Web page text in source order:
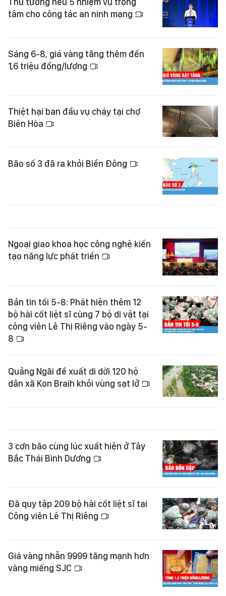
tâm cho công tác an ninh mạng
Sáng 6-8, giá vàng tăng thêm đến
1,6 triệu đồng/lượng
Thiệt hại ban đầu vụ cháy tại chợ
Biên Hòa
Bão số 3 đã ra khỏi Biển Đông
Ngoại giao khoa học công nghệ kiến
tạo năng lực phát triển
Bản tin tối 5-8: Phát hiện thêm 12
bộ hài cốt liệt sĩ cùng 7 bộ di vật tại
công viên Lê Thị Riêng vào ngày 5-
8
Quảng Ngãi đề xuất di dời 120 hộ
dân xã Kon Braih khỏi vùng sạt lở
3 cơn bão cùng lúc xuất hiện ở Tây
Bắc Thái Bình Dương
Đã quy tập 209 bộ hài cốt liệt sĩ tại
Công viên Lê Thị Riêng
Giá vàng nhẫn 9999 tăng mạnh hơn
vàng miếng SJC